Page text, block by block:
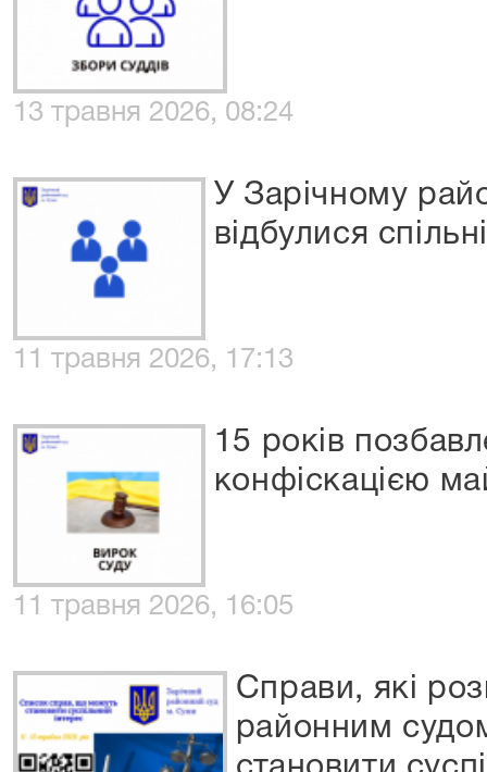
13 травня 2026, 08:24
У Зарічному
відбулися
11 травня 2026, 17:13
15 років
конфіскацією
11 травня 2026, 16:05
Справи, які
районним